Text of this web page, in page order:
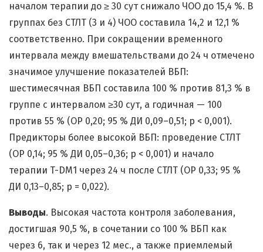
началом терапии до ≥ 30 сут снижало ЧОО до 15,4 %. В
группах без СТЛТ (3 и 4) ЧОО составила 14,2 и 12,1 %
соответственно. При сокращении временного
интервала между вмешательствами до 24 ч отмечено
значимое улучшение показателей ВБП:
шестимесячная ВБП составила 100 % против 81,3 % в
группе с интервалом ≥30 сут, а годичная — 100
против 55 % (ОР 0,20; 95 % ДИ 0,09–0,51; р < 0,001).
Предикторы более высокой ВБП: проведение СТЛТ
(ОР 0,14; 95 % ДИ 0,05–0,36; p < 0,001) и начало
терапии T-DM1 через 24 ч после СТЛТ (ОР 0,33; 95 %
ДИ 0,13–0,85; p = 0,022).
Выводы. Высокая частота контроля заболевания,
достигшая 90,5 %, в сочетании со 100 % ВБП как
через 6, так и через 12 мес., а также приемлемый